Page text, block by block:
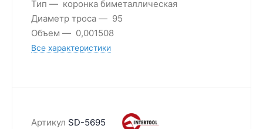
Тип
коронка биметаллическая
Диаметр троса
95
Объем
0,001508
Все характеристики
Артикул SD-5695